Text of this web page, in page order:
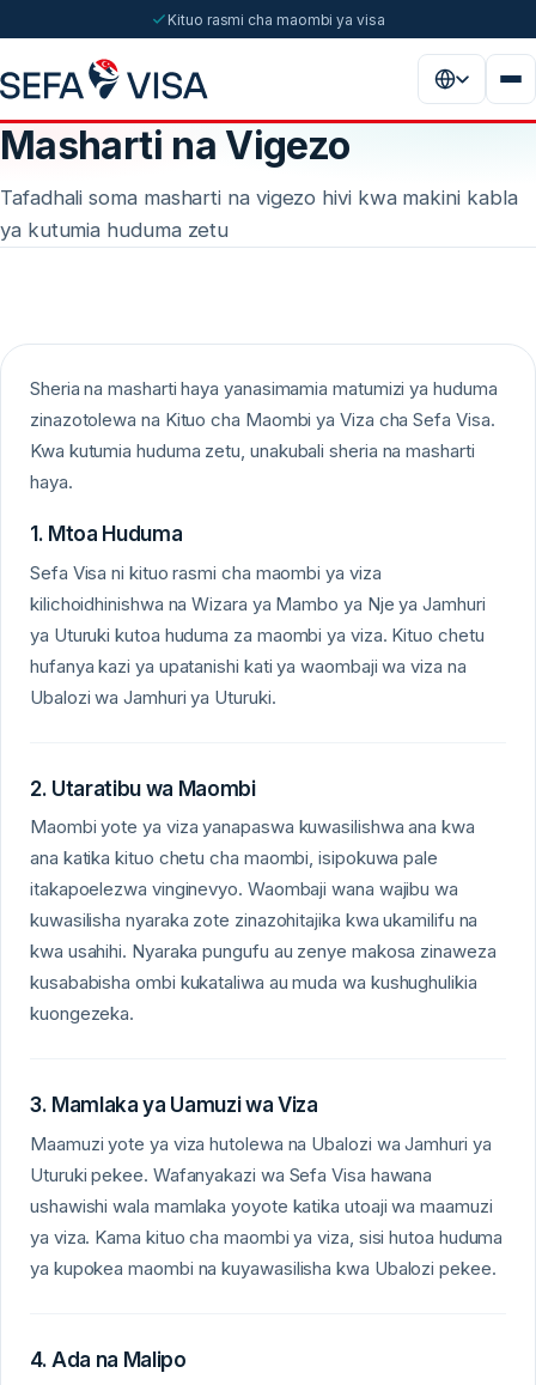
Kituo rasmi cha maombi ya visa
Masharti na Vigezo
Tafadhali soma masharti na vigezo hivi kwa makini kabla
ya kutumia huduma zetu
Sheria na masharti haya yanasimamia matumizi ya huduma
zinazotolewa na Kituo cha Maombi ya Viza cha Sefa Visa.
Kwa kutumia huduma zetu, unakubali sheria na masharti
haya.
1. Mtoa Huduma
Sefa Visa ni kituo rasmi cha maombi ya viza
kilichoidhinishwa na Wizara ya Mambo ya Nje ya Jamhuri
ya Uturuki kutoa huduma za maombi ya viza. Kituo chetu
hufanya kazi ya upatanishi kati ya waombaji wa viza na
Ubalozi wa Jamhuri ya Uturuki.
2. Utaratibu wa Maombi
Maombi yote ya viza yanapaswa kuwasilishwa ana kwa
ana katika kituo chetu cha maombi, isipokuwa pale
itakapoelezwa vinginevyo. Waombaji wana wajibu wa
kuwasilisha nyaraka zote zinazohitajika kwa ukamilifu na
kwa usahihi. Nyaraka pungufu au zenye makosa zinaweza
kusababisha ombi kukataliwa au muda wa kushughulikia
kuongezeka.
3. Mamlaka ya Uamuzi wa Viza
Maamuzi yote ya viza hutolewa na Ubalozi wa Jamhuri ya
Uturuki pekee. Wafanyakazi wa Sefa Visa hawana
ushawishi wala mamlaka yoyote katika utoaji wa maamuzi
ya viza. Kama kituo cha maombi ya viza, sisi hutoa huduma
ya kupokea maombi na kuyawasilisha kwa Ubalozi pekee.
4. Ada na Malipo